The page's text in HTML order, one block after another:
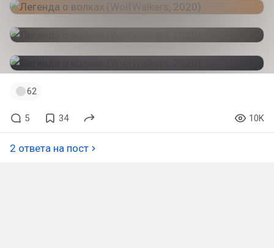
62
5 34 10K
2 ответа на пост